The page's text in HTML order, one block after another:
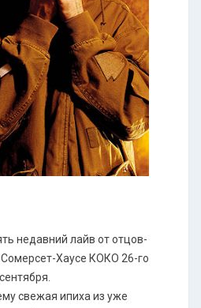
недавний лайв от отцов-
Хаусе КОКО 26-го
сентября.
свежая ипиха из уже